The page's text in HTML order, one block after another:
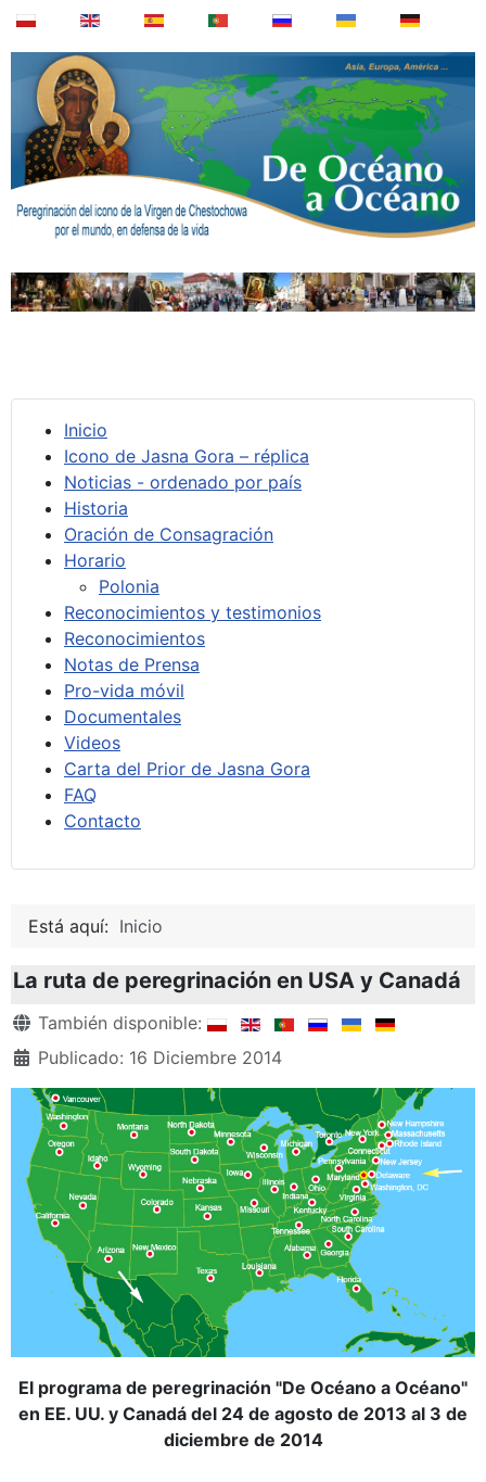
Inicio
Icono de Jasna Gora – réplica
Noticias - ordenado por país
Historia
Oración de Consagración
Horario
Polonia
Reconocimientos y testimonios
Reconocimientos
Notas de Prensa
Pro-vida móvil
Documentales
Videos
Carta del Prior de Jasna Gora
FAQ
Contacto
Está aquí: Inicio
La ruta de peregrinación en USA y Canadá
Detalles
También disponible:
Publicado: 16 Diciembre 2014
El programa de peregrinación "De Océano a Océano"
en EE. UU. y Canadá del 24 de agosto de 2013 al 3 de
diciembre de 2014